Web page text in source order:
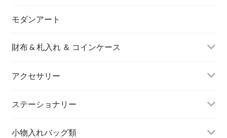
モダンアート
財布 & 札入れ ＆ コインケース
長財布
アクセサリー
イヤリング＆ピアス
ステーショナリー
名刺入れ
小物入れバッグ類